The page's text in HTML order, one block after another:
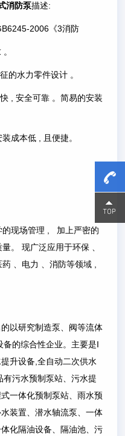
消防泵描述:
2006《3消防
的水力零件设计 。
, 安全可靠 。简易的安装
成本低 , 且便捷。
的现场管理 , 加上严密的
。 现广泛应用于环保 、
、电力 、消防等领域 ,
以研究制造泵、阀等流体
的综合性企业。主要是I
升设备,全自动二次供水
污水预制泵站、污水提
一体化预制泵站、雨水预
装置、潜水轴流泵、一体
化隔油设备、隔油池、污